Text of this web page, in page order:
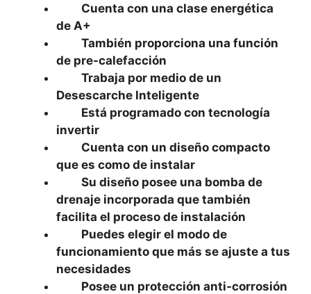
Cuenta con una clase energética
de A+
También proporciona una función
de pre-calefacción
Trabaja por medio de un
Desescarche Inteligente
Está programado con tecnología
invertir
Cuenta con un diseño compacto
que es como de instalar
Su diseño posee una bomba de
drenaje incorporada que también
facilita el proceso de instalación
Puedes elegir el modo de
funcionamiento que más se ajuste a tus
necesidades
Posee un protección anti-corrosión